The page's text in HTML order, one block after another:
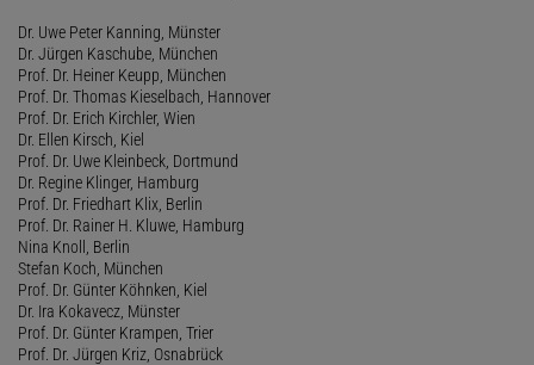
Dr. Uwe Peter Kanning, Münster
Dr. Jürgen Kaschube, München
Prof. Dr. Heiner Keupp, München
Prof. Dr. Thomas Kieselbach, Hannover
Prof. Dr. Erich Kirchler, Wien
Dr. Ellen Kirsch, Kiel
Prof. Dr. Uwe Kleinbeck, Dortmund
Dr. Regine Klinger, Hamburg
Prof. Dr. Friedhart Klix, Berlin
Prof. Dr. Rainer H. Kluwe, Hamburg
Nina Knoll, Berlin
Stefan Koch, München
Prof. Dr. Günter Köhnken, Kiel
Dr. Ira Kokavecz, Münster
Prof. Dr. Günter Krampen, Trier
Prof. Dr. Jürgen Kriz, Osnabrück